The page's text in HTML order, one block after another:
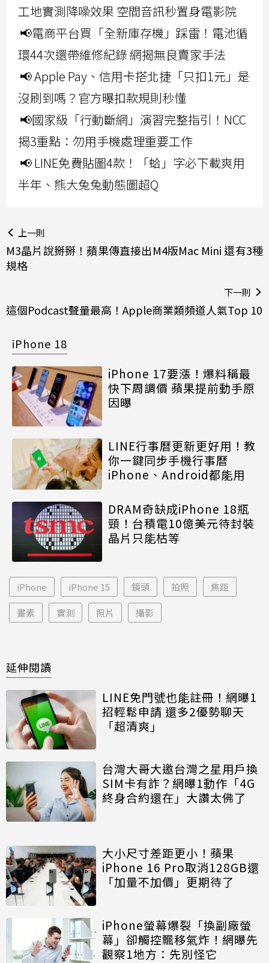
工地實測降噪效果 空間音訊秒置身電影院
📢電商平台買「全新庫存機」踩雷！電池循
環44次還帶維修紀錄 網揭無良賣家手法
📢 Apple Pay、信用卡搭北捷「只扣1元」是
沒刷到嗎？官方曝扣款規則秒懂
📢國家級「行動斷網」演習完整指引！NCC
揭3重點：勿用手機處理重要工作
📢 LINE免費貼圖4款！「蛤」字必下載爽用
半年、熊大兔兔動態圖超Q
上一則
M3晶片說掰掰！蘋果傳直接出M4版Mac Mini 還有3種
規格
下一則
這個Podcast聲量最高！Apple商業類頻道人氣Top 10
iPhone 18
iPhone 17要漲！爆料稱最
快下周調價 蘋果提前動手原
因曝
LINE行事曆更新更好用！教
你一鍵同步手機行事曆
iPhone、Android都能用
DRAM奇缺成iPhone 18瓶
頸！台積電10億美元待封裝
晶片只能枯等
iPhone iPhone 15 鏡頭 拍照 焦距
畫素 實測 照片 攝影
延伸閱讀
LINE免門號也能註冊！網曝1
招輕鬆申請 還多2優勢聊天
「超清爽」
台灣大哥大邀台灣之星用戶換
SIM卡有詐？網曝1動作「4G
終身合約還在」大讚太佛了
大小尺寸差距更小！蘋果
iPhone 16 Pro取消128GB還
「加量不加價」更期待了
iPhone螢幕爆裂「換副廠螢
幕」卻觸控飄移氣炸！網曝先
觀察1地方：先別怪它